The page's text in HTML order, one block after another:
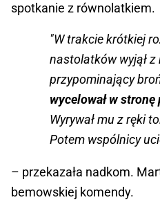
spotkanie z równolatkiem.
"W trakcie krótkiej
nastolatków wyjął
przypominający
wycelował w
Wyrywał mu z ręki
Potem wspólnicy
– przekazała nadkom.
bemowskiej komendy.